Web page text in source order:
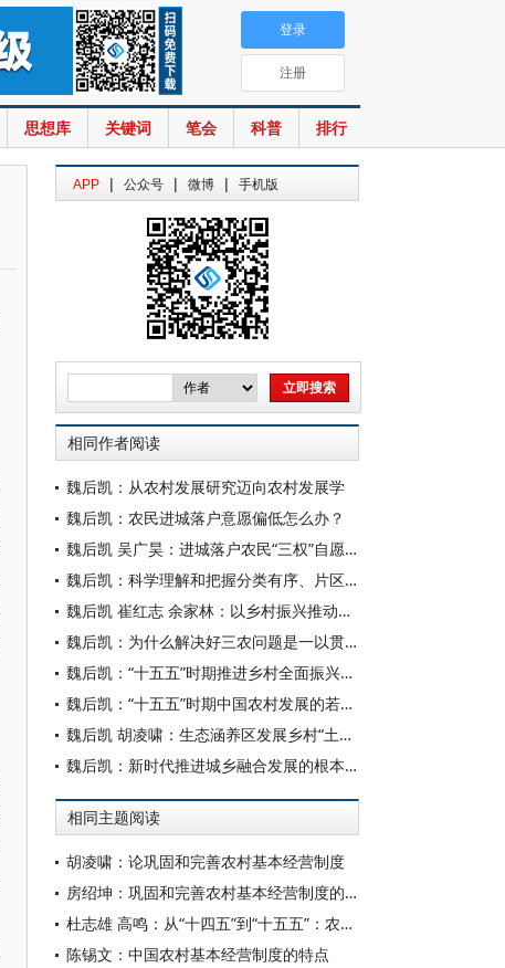
思想库 关键词 笔会 科普 排行
登录
注册
APP | 公众号 | 微博 | 手机版
相同作者阅读
魏后凯：从农村发展研究迈向农村发展学
魏后凯：农民进城落户意愿偏低怎么办？
魏后凯 吴广昊：进城落户农民“三权”自愿有偿退出的现实困境与机制构建
魏后凯：科学理解和把握分类有序、片区化推进乡村振兴
魏后凯 崔红志 余家林：以乡村振兴推动创造农民高品质生活
魏后凯：为什么解决好三农问题是一以贯之的重中之重？
魏后凯：“十五五”时期推进乡村全面振兴的逻辑理路
魏后凯：“十五五”时期中国农村发展的若干关键问题与路径探析
魏后凯 胡凌啸：生态涵养区发展乡村“土特产”的思路与政策
魏后凯：新时代推进城乡融合发展的根本遵循
相同主题阅读
胡凌啸：论巩固和完善农村基本经营制度
房绍坤：巩固和完善农村基本经营制度的私法保障
杜志雄 高鸣：从“十四五”到“十五五”：农村改革的成效经验、关键问题与路径选择
陈锡文：中国农村基本经营制度的特点